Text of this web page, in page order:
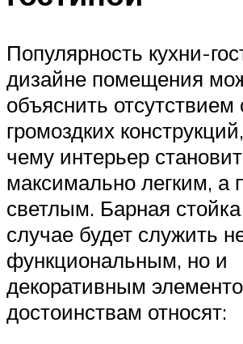
Популярность кухни-
дизайне помещения
объяснить отсутствием
громоздких
чему интерьер
максимально легким, а
светлым. Барная
случае будет служить
функциональным, но и
декоративным
достоинствам относят: